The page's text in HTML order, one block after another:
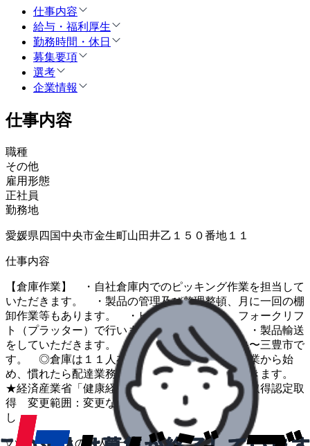
仕事内容
給与・福利厚生
勤務時間・休日
募集要項
選考
企業情報
仕事内容
職種
その他
雇用形態
正社員
勤務地
愛媛県四国中央市金生町山田井乙１５０番地１１
仕事内容
【倉庫作業】 ・自社倉庫内でのピッキング作業を担当して
いただきます。 ・製品の管理及び整理整頓、月に一回の棚
卸作業等もあります。 ・ピッキング作業は、フォークリフ
ト（プラッター）で行います。 【配達業務】 ・製品輸送
をしていただきます。 ・配達地域は、四国中央〜三豊市で
す。 ◎倉庫は１１人在籍 ◎入社時は、倉庫作業から始
め、慣れたら配達業務と併せて行って いただきます。
★経済産業省「健康経営優良法人２０２６」認定取得認定取
得 変更範囲：変更な
し ＃川之江
\ハローワークの求人も一括管理